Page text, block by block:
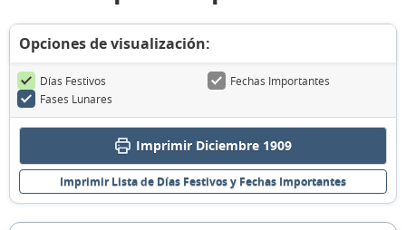
Opciones de visualización:
Días Festivos
Fechas Importantes
Fases Lunares
Imprimir Diciembre 1909
Imprimir Lista de Días Festivos y Fechas Importantes